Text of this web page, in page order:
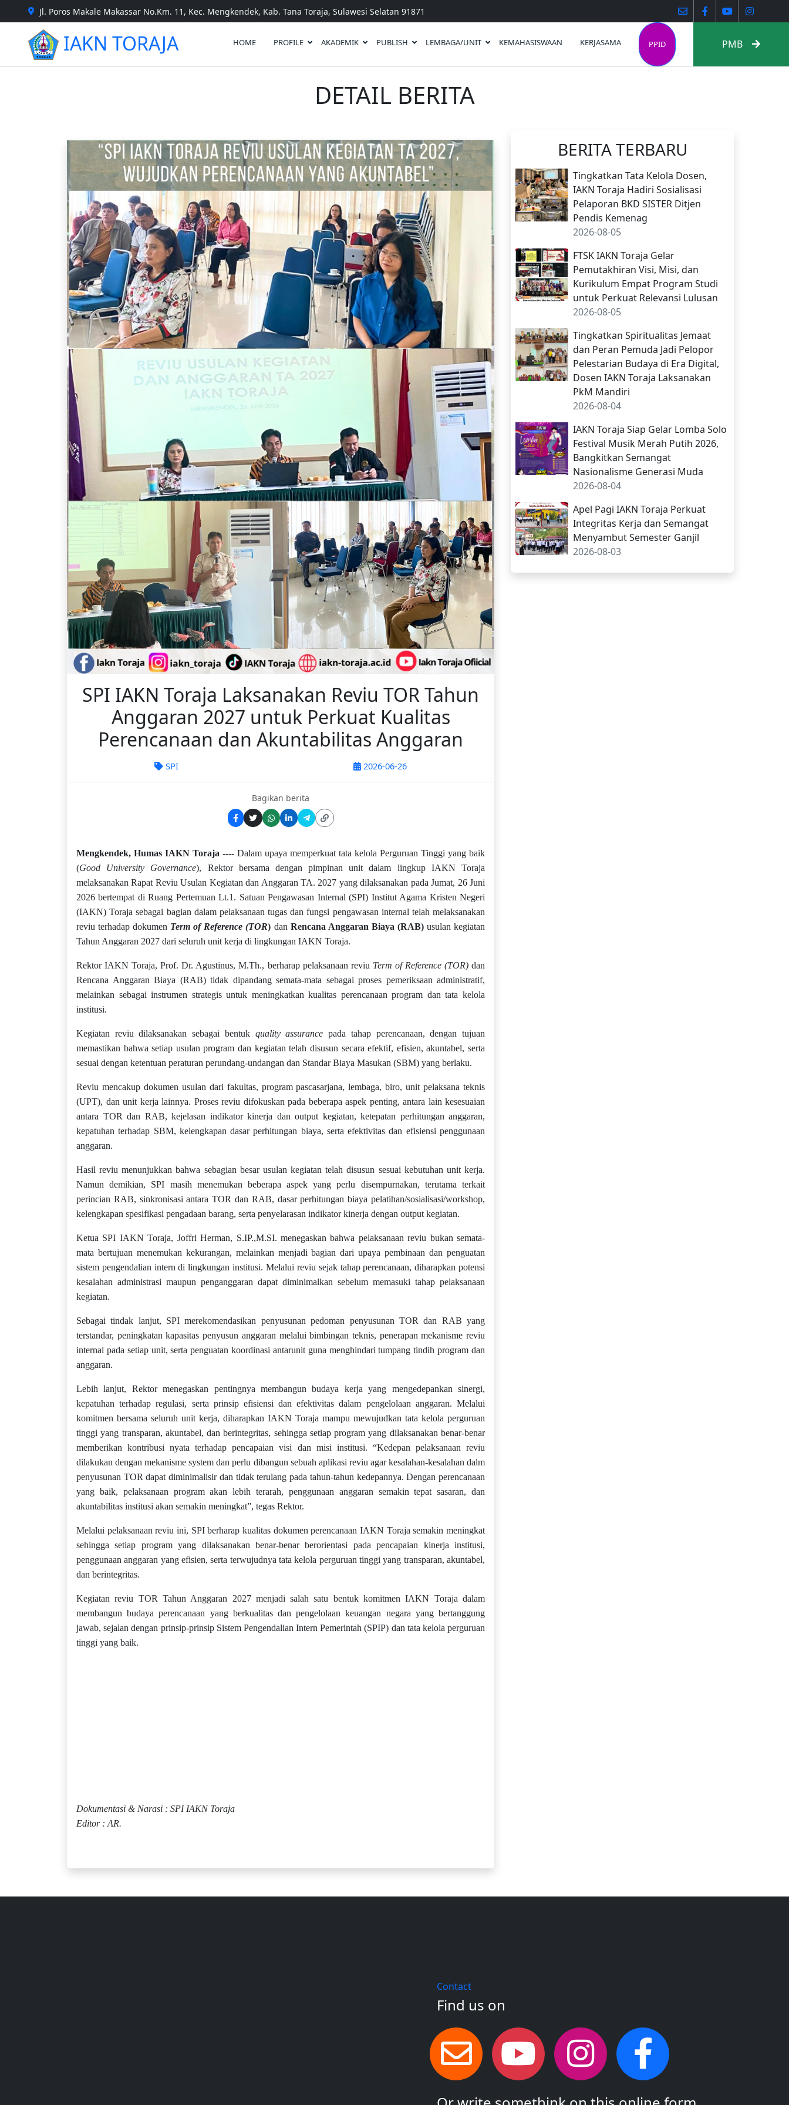
Jl. Poros Makale Makassar No.Km. 11, Kec. Mengkendek, Kab. Tana Toraja, Sulawesi Selatan 91871
IAKN TORAJA HOME PROFILE AKADEMIK PUBLISH LEMBAGA/UNIT KEMAHASISWAAN KERJASAMA PPID PMB
DETAIL BERITA
SPI IAKN Toraja Laksanakan Reviu TOR Tahun
Anggaran 2027 untuk Perkuat Kualitas
Perencanaan dan Akuntabilitas Anggaran
SPI 2026-06-26
Bagikan berita
Mengkendek, Humas IAKN Toraja ---- Dalam upaya memperkuat tata kelola Perguruan Tinggi yang baik
(Good University Governance), Rektor bersama dengan pimpinan unit dalam lingkup IAKN Toraja
melaksanakan Rapat Reviu Usulan Kegiatan dan Anggaran TA. 2027 yang dilaksanakan pada Jumat, 26 Juni
2026 bertempat di Ruang Pertemuan Lt.1. Satuan Pengawasan Internal (SPI) Institut Agama Kristen Negeri
(IAKN) Toraja sebagai bagian dalam pelaksanaan tugas dan fungsi pengawasan internal telah melaksanakan
reviu terhadap dokumen Term of Reference (TOR) dan Rencana Anggaran Biaya (RAB)usulan kegiatan
Tahun Anggaran 2027 dari seluruh unit kerja di lingkungan IAKN Toraja.
Rektor IAKN Toraja, Prof. Dr. Agustinus, M.Th., berharap pelaksanaan reviu Term of Reference (TOR)dan
Rencana Anggaran Biaya (RAB) tidak dipandang semata-mata sebagai proses pemeriksaan administratif,
melainkan sebagai instrumen strategis untuk meningkatkan kualitas perencanaan program dan tata kelola
institusi.
Kegiatan reviu dilaksanakan sebagai bentuk quality assurance pada tahap perencanaan, dengan tujuan
memastikan bahwa setiap usulan program dan kegiatan telah disusun secara efektif, efisien, akuntabel, serta
sesuai dengan ketentuan peraturan perundang-undangan dan Standar Biaya Masukan (SBM) yang berlaku.
Reviu mencakup dokumen usulan dari fakultas, program pascasarjana, lembaga, biro, unit pelaksana teknis
(UPT), dan unit kerja lainnya. Proses reviu difokuskan pada beberapa aspek penting, antara lain kesesuaian
antara TOR dan RAB, kejelasan indikator kinerja dan output kegiatan, ketepatan perhitungan anggaran,
kepatuhan terhadap SBM, kelengkapan dasar perhitungan biaya, serta efektivitas dan efisiensi penggunaan
anggaran.
Hasil reviu menunjukkan bahwa sebagian besar usulan kegiatan telah disusun sesuai kebutuhan unit kerja.
Namun demikian, SPI masih menemukan beberapa aspek yang perlu disempurnakan, terutama terkait
perincian RAB, sinkronisasi antara TOR dan RAB, dasar perhitungan biaya pelatihan/sosialisasi/workshop,
kelengkapan spesifikasi pengadaan barang, serta penyelarasan indikator kinerja dengan output kegiatan.
Ketua SPI IAKN Toraja, Joffri Herman, S.IP.,M.SI. menegaskan bahwa pelaksanaan reviu bukan semata-
mata bertujuan menemukan kekurangan, melainkan menjadi bagian dari upaya pembinaan dan penguatan
sistem pengendalian intern di lingkungan institusi. Melalui reviu sejak tahap perencanaan, diharapkan potensi
kesalahan administrasi maupun penganggaran dapat diminimalkan sebelum memasuki tahap pelaksanaan
kegiatan.
Sebagai tindak lanjut, SPI merekomendasikan penyusunan pedoman penyusunan TOR dan RAB yang
terstandar, peningkatan kapasitas penyusun anggaran melalui bimbingan teknis, penerapan mekanisme reviu
internal pada setiap unit, serta penguatan koordinasi antarunit guna menghindari tumpang tindih program dan
anggaran.
Lebih lanjut, Rektor menegaskan pentingnya membangun budaya kerja yang mengedepankan sinergi,
kepatuhan terhadap regulasi, serta prinsip efisiensi dan efektivitas dalam pengelolaan anggaran. Melalui
komitmen bersama seluruh unit kerja, diharapkan IAKN Toraja mampu mewujudkan tata kelola perguruan
tinggi yang transparan, akuntabel, dan berintegritas, sehingga setiap program yang dilaksanakan benar-benar
memberikan kontribusi nyata terhadap pencapaian visi dan misi institusi. “Kedepan pelaksanaan reviu
dilakukan dengan mekanisme system dan perlu dibangun sebuah aplikasi reviu agar kesalahan-kesalahan dalm
penyusunan TOR dapat diminimalisir dan tidak terulang pada tahun-tahun kedepannya. Dengan perencanaan
yang baik, pelaksanaan program akan lebih terarah, penggunaan anggaran semakin tepat sasaran, dan
akuntabilitas institusi akan semakin meningkat”, tegas Rektor.
Melalui pelaksanaan reviu ini, SPI berharap kualitas dokumen perencanaan IAKN Toraja semakin meningkat
sehingga setiap program yang dilaksanakan benar-benar berorientasi pada pencapaian kinerja institusi,
penggunaan anggaran yang efisien, serta terwujudnya tata kelola perguruan tinggi yang transparan, akuntabel,
dan berintegritas.
Kegiatan reviu TOR Tahun Anggaran 2027 menjadi salah satu bentuk komitmen IAKN Toraja dalam
membangun budaya perencanaan yang berkualitas dan pengelolaan keuangan negara yang bertanggung
jawab, sejalan dengan prinsip-prinsip Sistem Pengendalian Intern Pemerintah (SPIP) dan tata kelola perguruan
tinggi yang baik.
Dokumentasi & Narasi : SPI IAKN Toraja
Editor : AR.
BERITA TERBARU
Tingkatkan Tata Kelola Dosen,
IAKN Toraja Hadiri Sosialisasi
Pelaporan BKD SISTER Ditjen
Pendis Kemenag
2026-08-05
FTSK IAKN Toraja Gelar
Pemutakhiran Visi, Misi, dan
Kurikulum Empat Program Studi
untuk Perkuat Relevansi Lulusan
2026-08-05
Tingkatkan Spiritualitas Jemaat
dan Peran Pemuda Jadi Pelopor
Pelestarian Budaya di Era Digital,
Dosen IAKN Toraja Laksanakan
PkM Mandiri
2026-08-04
IAKN Toraja Siap Gelar Lomba Solo
Festival Musik Merah Putih 2026,
Bangkitkan Semangat
Nasionalisme Generasi Muda
2026-08-04
Apel Pagi IAKN Toraja Perkuat
Integritas Kerja dan Semangat
Menyambut Semester Ganjil
2026-08-03
Contact
Find us on